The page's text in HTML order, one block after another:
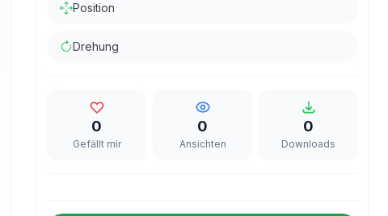
Position
Drehung
0
Gefällt mir
0
Ansichten
0
Downloads